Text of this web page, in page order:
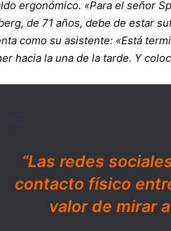
ergonómico. «Para el señor
de 71 años, debe de estar
como su asistente: «Está
hacia la una de la tarde. Y
“Las redes
contacto físico
valor de mirar